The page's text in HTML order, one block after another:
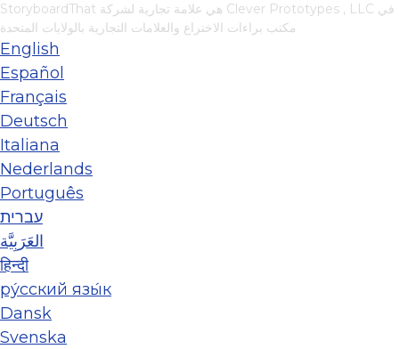
Clever Prototypes , LLC
مكتب براءات الاختراع والعلامات التجارية بالولايات المتحدة
English
Español
Français
Deutsch
Italiana
Nederlands
Português
עברית
العَرَبِيَّة
हिन्दी
ру́сский язы́к
Dansk
Svenska